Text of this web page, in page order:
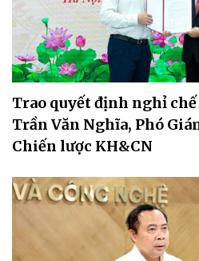
Trao quyết định nghỉ chế
Trần Văn Nghĩa, Phó
Chiến lược KH&CN